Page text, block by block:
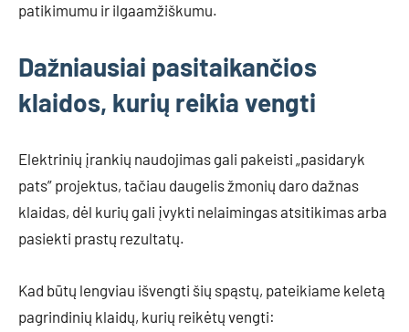
patikimumu ir ilgaamžiškumu.
Dažniausiai pasitaikančios
klaidos, kurių reikia vengti
Elektrinių įrankių naudojimas gali pakeisti „pasidaryk
pats” projektus, tačiau daugelis žmonių daro dažnas
klaidas, dėl kurių gali įvykti nelaimingas atsitikimas arba
pasiekti prastų rezultatų.
Kad būtų lengviau išvengti šių spąstų, pateikiame keletą
pagrindinių klaidų, kurių reikėtų vengti: